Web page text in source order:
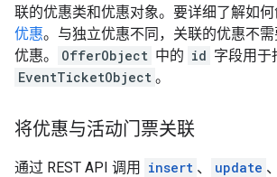
联的优惠类和优惠对象。要详细了解如
优惠。与独立优惠不同，关联的优惠不
优惠。
OfferObject 中的 id 字段用于
EventTicketObject 。
将优惠与活动门票关联
通过 REST API 调用 insert 、 update 、